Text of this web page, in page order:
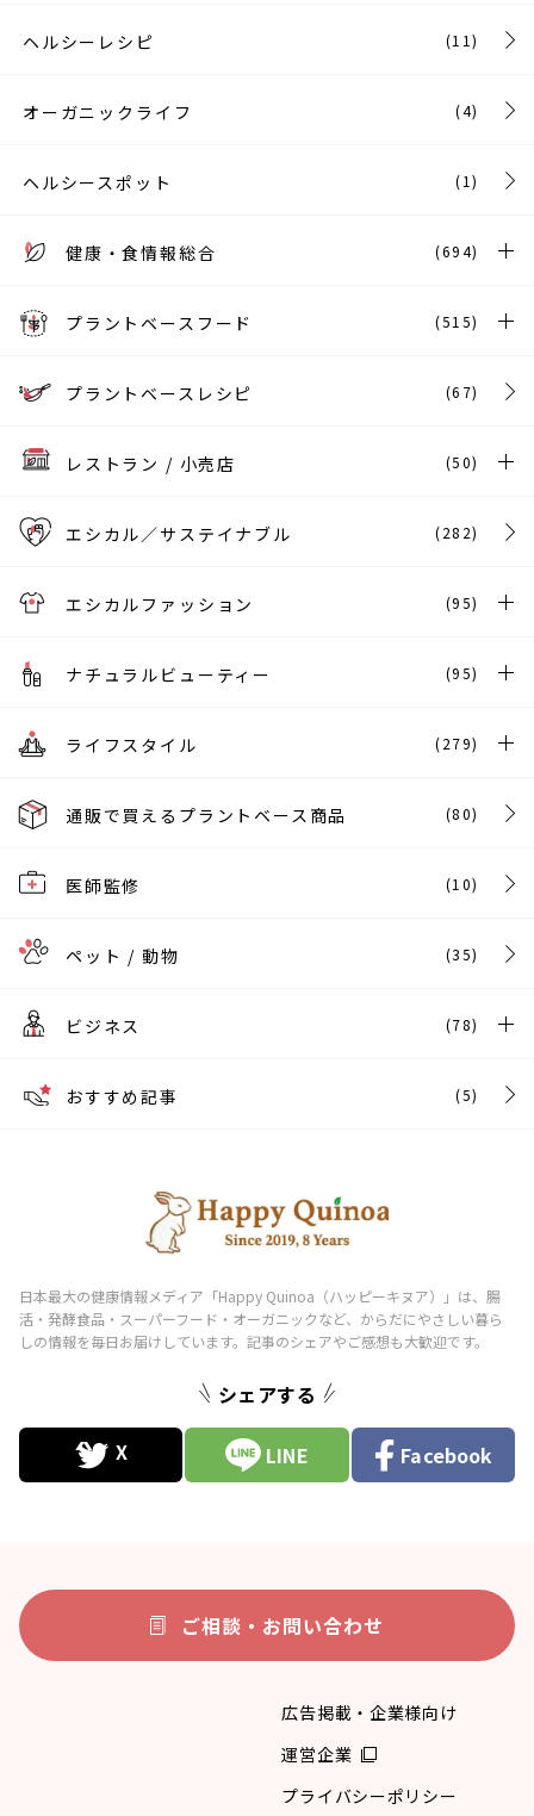
ヘルシーレシピ (11)
オーガニックライフ (4)
ヘルシースポット (1)
健康・食情報総合 (694)
プラントベースフード (515)
プラントベースレシピ (67)
レストラン / 小売店 (50)
エシカル／サステイナブル (282)
エシカルファッション (95)
ナチュラルビューティー (95)
ライフスタイル (279)
通販で買えるプラントベース商品 (80)
医師監修 (10)
ペット / 動物 (35)
ビジネス (78)
おすすめ記事 (5)
シェアする
LINE Facebook
ご相談・お問い合わせ
広告掲載・企業様向け
運営企業
プライバシーポリシー